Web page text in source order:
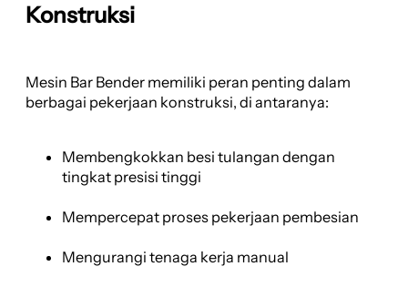
Konstruksi
Mesin Bar Bender memiliki peran penting dalam
berbagai pekerjaan konstruksi, di antaranya:
Membengkokkan besi tulangan dengan
tingkat presisi tinggi
Mempercepat proses pekerjaan pembesian
Mengurangi tenaga kerja manual